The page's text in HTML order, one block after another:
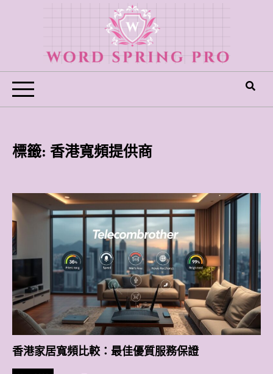
Word Spring Pro
標籤: 香港寬頻提供商
香港家居寬頻比較：最佳優質服務保證